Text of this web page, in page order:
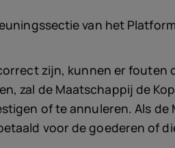
van het
zijn, kunnen er fouten
zal de Maatschappij de
of te annuleren. Als de
voor de goederen of